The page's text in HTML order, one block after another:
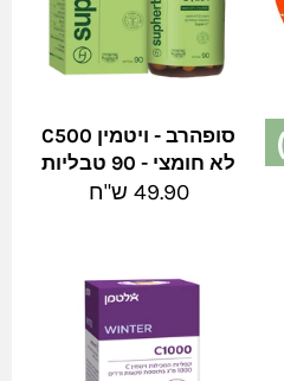
סופהרב - ויטמין C500
לא חומצי - 90 טבליות
מחיר
49.90 ש"ח